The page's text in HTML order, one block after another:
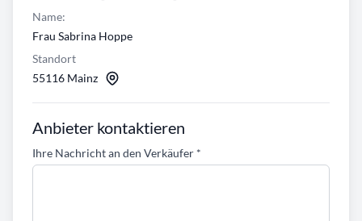
Name:
Frau Sabrina Hoppe
Standort
55116 Mainz
Anbieter kontaktieren
Ihre Nachricht an den Verkäufer *